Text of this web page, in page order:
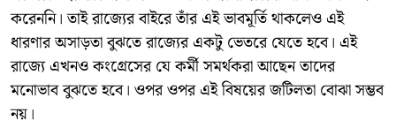
করেননি। তাই রাজ্যের বাইরে তাঁর এই ভাবমূর্তি থাকলেও এই
ধারণার অসাড়তা বুঝতে রাজ্যের একটু ভেতরে যেতে হবে। এই
রাজ্যে এখনও কংগ্রেসের যে কর্মী সমর্থকরা আছেন তাদের
মনোভাব বুঝতে হবে। ওপর ওপর এই বিষয়ের জটিলতা বোঝা সম্ভব
নয়।